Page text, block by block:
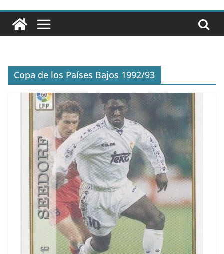
Copa de los Países Bajos 1992/93